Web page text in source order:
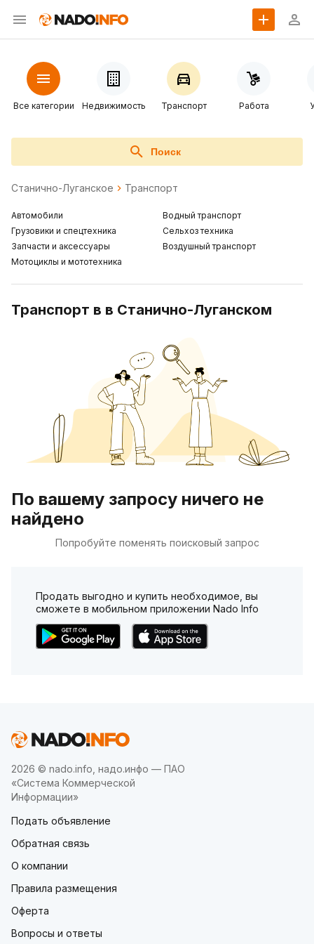
Все категории Недвижимость Транспорт Работа
Поиск
Станично-Луганское Транспорт
Автомобили
Грузовики и спецтехника
Запчасти и аксессуары
Мотоциклы и мототехника
Водный транспорт
Сельхоз техника
Воздушный транспорт
Транспорт в в Станично-Луганском
По вашему запросу ничего не
найдено
Попробуйте поменять поисковый запрос
Продать выгодно и купить необходимое, вы
сможете в мобильном приложении Nado Info
2026 © nado.info, надо.инфо — ПАО
«Система Коммерческой
Информации»
Подать объявление
Обратная связь
О компании
Правила размещения
Оферта
Вопросы и ответы